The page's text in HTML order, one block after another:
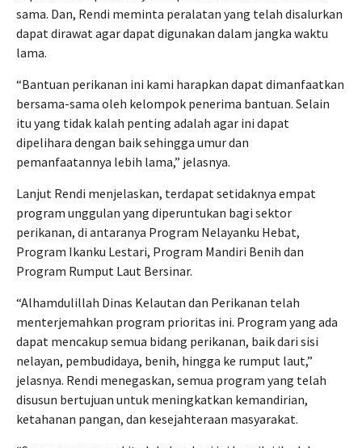
sama. Dan, Rendi meminta peralatan yang telah disalurkan
dapat dirawat agar dapat digunakan dalam jangka waktu
lama.
“Bantuan perikanan ini kami harapkan dapat dimanfaatkan
bersama-sama oleh kelompok penerima bantuan. Selain
itu yang tidak kalah penting adalah agar ini dapat
dipelihara dengan baik sehingga umur dan
pemanfaatannya lebih lama,” jelasnya.
Lanjut Rendi menjelaskan, terdapat setidaknya empat
program unggulan yang diperuntukan bagi sektor
perikanan, di antaranya Program Nelayanku Hebat,
Program Ikanku Lestari, Program Mandiri Benih dan
Program Rumput Laut Bersinar.
“Alhamdulillah Dinas Kelautan dan Perikanan telah
menterjemahkan program prioritas ini. Program yang ada
dapat mencakup semua bidang perikanan, baik dari sisi
nelayan, pembudidaya, benih, hingga ke rumput laut,”
jelasnya. Rendi menegaskan, semua program yang telah
disusun bertujuan untuk meningkatkan kemandirian,
ketahanan pangan, dan kesejahteraan masyarakat.